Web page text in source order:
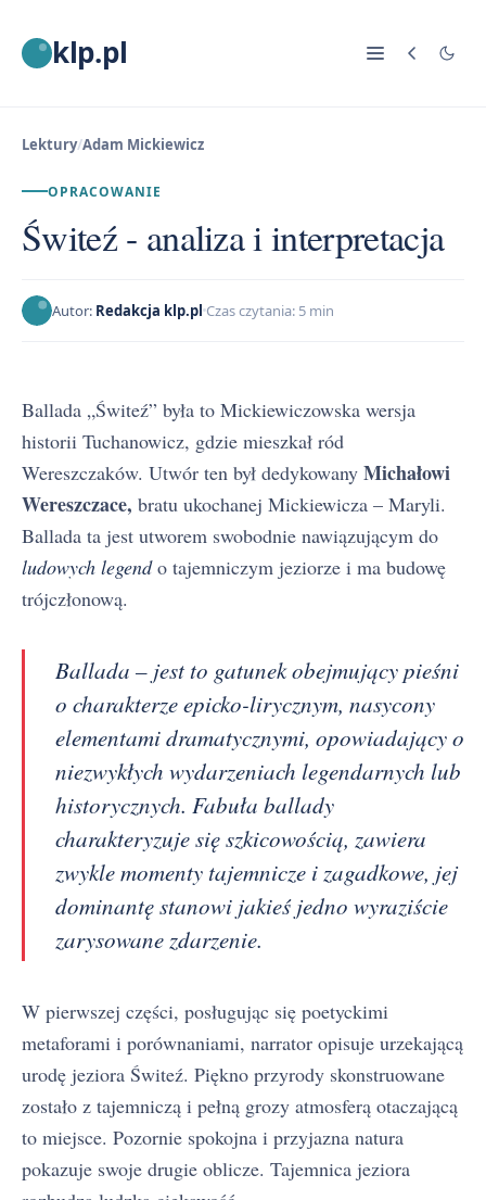
klp.pl
Lektury/Adam Mickiewicz
OPRACOWANIE
Świteź - analiza i interpretacja
Autor: Redakcja klp.pl Czas czytania: 5 min
Ballada „Świteź” była to Mickiewiczowska wersja
historii Tuchanowicz, gdzie mieszkał ród
Wereszczaków. Utwór ten był dedykowany Michałowi
Wereszczace, bratu ukochanej Mickiewicza – Maryli.
Ballada ta jest utworem swobodnie nawiązującym do
ludowych legendo tajemniczym jeziorze i ma budowę
trójczłonową.
Ballada – jest to gatunek obejmujący pieśni
o charakterze epicko-lirycznym, nasycony
elementami dramatycznymi, opowiadający o
niezwykłych wydarzeniach legendarnych lub
historycznych. Fabuła ballady
charakteryzuje się szkicowością, zawiera
zwykle momenty tajemnicze i zagadkowe, jej
dominantę stanowi jakieś jedno wyraziście
zarysowane zdarzenie.
W pierwszej części, posługując się poetyckimi
metaforami i porównaniami, narrator opisuje urzekającą
urodę jeziora Świteź. Piękno przyrody skonstruowane
zostało z tajemniczą i pełną grozy atmosferą otaczającą
to miejsce. Pozornie spokojna i przyjazna natura
pokazuje swoje drugie oblicze. Tajemnica jeziora